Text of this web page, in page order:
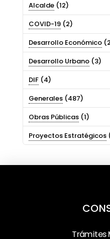
Alcalde(12)
COVID-19(2)
Desarrollo Económico
Desarrollo Urbano(3)
DIF(4)
Generales(487)
Obras Públicas(1)
Proyectos Estratégicos
Trámites